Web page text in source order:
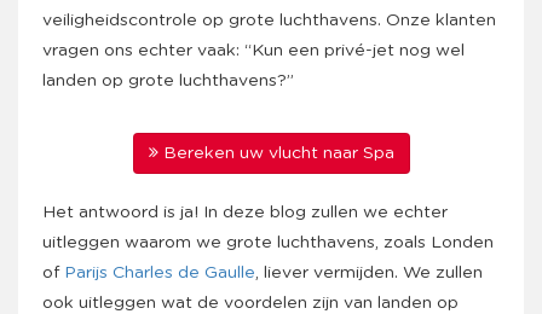
veiligheidscontrole op grote luchthavens. Onze klanten
vragen ons echter vaak: “Kun een privé-jet nog wel
landen op grote luchthavens?”
Bereken uw vlucht naar Spa
Het antwoord is ja! In deze blog zullen we echter
uitleggen waarom we grote luchthavens, zoals Londen
of Parijs Charles de Gaulle, liever vermijden. We zullen
ook uitleggen wat de voordelen zijn van landen op